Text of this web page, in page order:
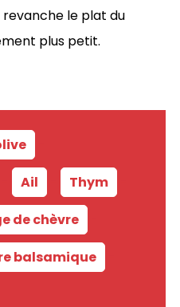
revanche le plat du
plus petit.
Ail Thym
de chèvre
balsamique